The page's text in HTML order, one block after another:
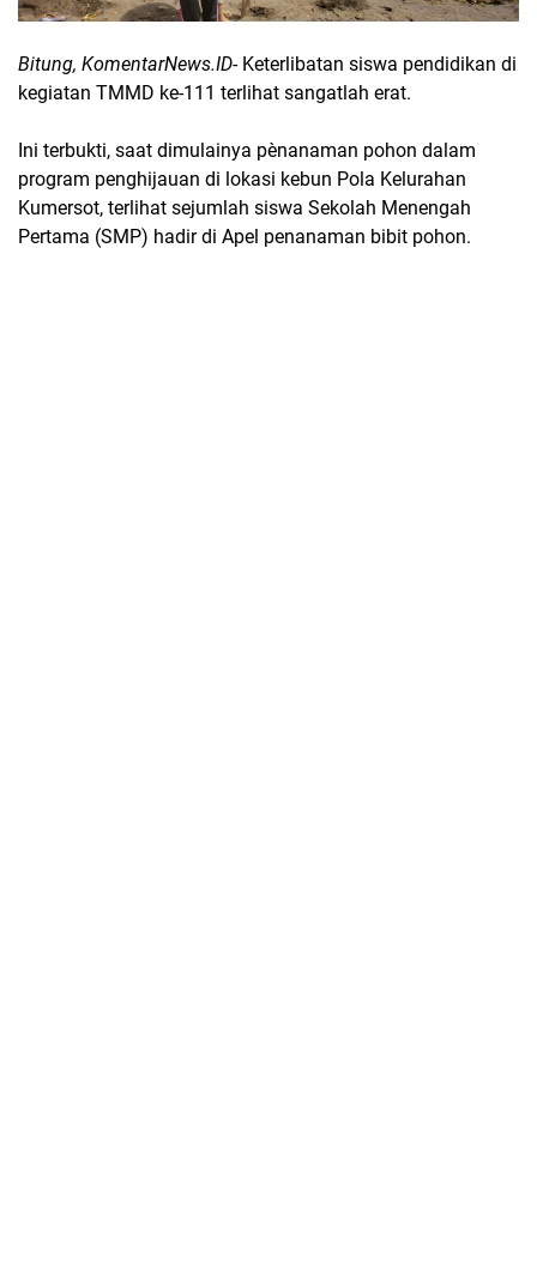
Bitung, KomentarNews.ID- Keterlibatan siswa pendidikan di
kegiatan TMMD ke-111 terlihat sangatlah erat.
Ini terbukti, saat dimulainya pènanaman pohon dalam
program penghijauan di lokasi kebun Pola Kelurahan
Kumersot, terlihat sejumlah siswa Sekolah Menengah
Pertama (SMP) hadir di Apel penanaman bibit pohon.